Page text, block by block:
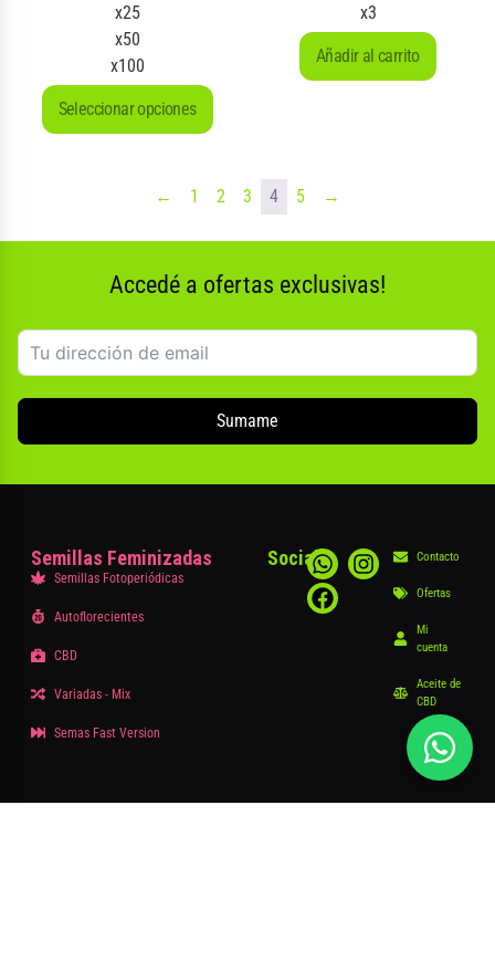
x25
x50
x100
Seleccionar opciones
x3
Añadir al carrito
← 1 2 3 4 5 →
Accedé a ofertas exclusivas!
Sumame
Semillas Feminizadas
Semillas Fotoperiódicas
Autoflorecientes
CBD
Variadas - Mix
Semas Fast Version
Social Contacto
Ofertas
Mi
cuenta
Aceite de
CBD